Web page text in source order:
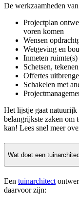
De werkzaamheden
Projectplan
voren komen
Wensen
Wetgeving en
Inmeten ruimte(s)
Schetsen,
Offertes
Schakelen met
Het lijstje gaat
belangrijkste zaken om
kan! Lees snel meer
Wat doet een
Een tuinarchitect
daarvoor zijn: